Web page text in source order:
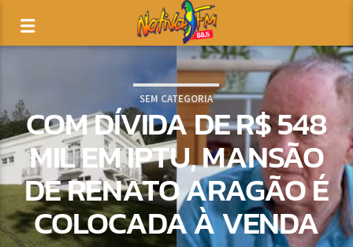
SEM CATEGORIA
COM DÍVIDA DE R$ 548
MIL EM IPTU, MANSÃO
DE RENATO ARAGÃO É
COLOCADA À VENDA